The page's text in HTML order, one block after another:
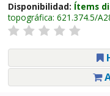
Disponibilidad: Ítems
topográfica: 621.374.5/